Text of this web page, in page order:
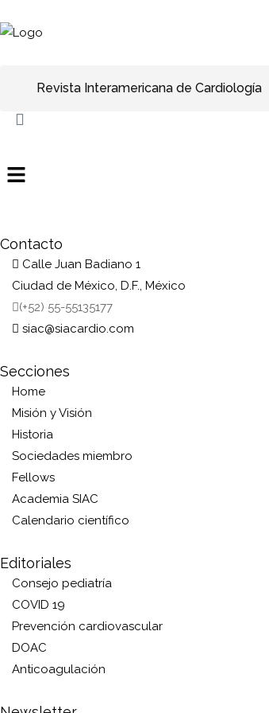
Revista Interamericana de Cardiología
Contacto
Calle Juan Badiano 1
Ciudad de México, D.F., México
(+52) 55-55135177
siac@siacardio.com
Secciones
Home
Misión y Visión
Historia
Sociedades miembro
Fellows
Academia SIAC
Calendario científico
Editoriales
Consejo pediatría
COVID 19
Prevención cardiovascular
DOAC
Anticoagulación